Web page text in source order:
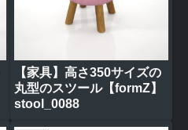
【家具】高さ350サイズの
丸型のスツール【formZ】
stool_0088